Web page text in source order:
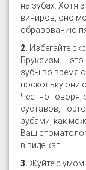
на зубах. Хотя
виниров, оно
образованию
2. Избегайте
Бруксизм —
зубы во время
поскольку они
Честно говоря,
суставов,
зубами, как
Ваш
в виде кап.
3. Жуйте с умом